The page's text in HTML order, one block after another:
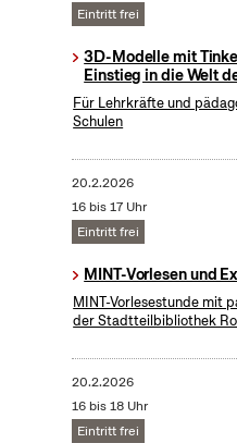
Eintritt frei
3D-Modelle mit
Einstieg in die Welt
Für Lehrkräfte und
Schulen
20.2.2026
16 bis 17 Uhr
Eintritt frei
MINT-Vorlesen und
MINT-Vorlesestunde mit
der Stadtteilbibliothek
20.2.2026
16 bis 18 Uhr
Eintritt frei